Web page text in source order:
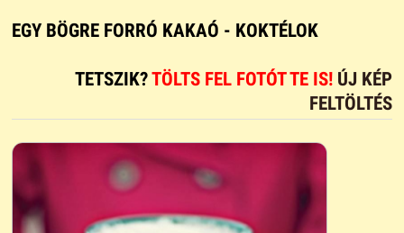
EGY BÖGRE FORRÓ KAKAÓ - KOKTÉLOK
TETSZIK?TÖLTS FEL FOTÓT TE IS! ÚJ KÉP
FELTÖLTÉS